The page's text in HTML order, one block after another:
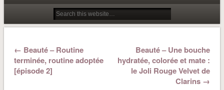
← Beauté – Routine
terminée, routine adoptée
[épisode 2]
Beauté – Une bouche
hydratée, colorée et mate :
le Joli Rouge Velvet de
Clarins →